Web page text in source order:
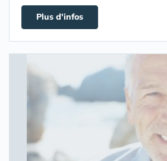
Plus d'infos